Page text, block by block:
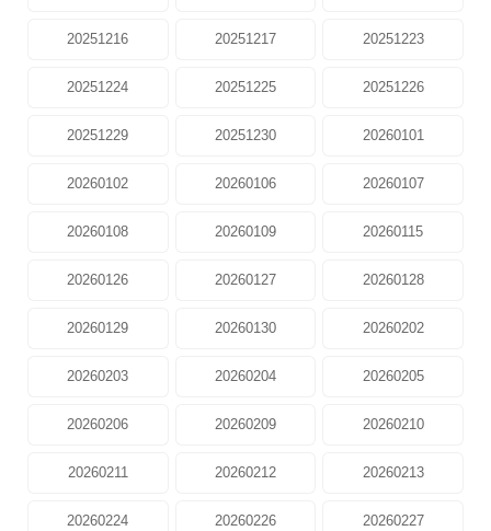
20251216 20251217 20251223
20251224 20251225 20251226
20251229 20251230 20260101
20260102 20260106 20260107
20260108 20260109 20260115
20260126 20260127 20260128
20260129 20260130 20260202
20260203 20260204 20260205
20260206 20260209 20260210
20260211 20260212 20260213
20260224 20260226 20260227